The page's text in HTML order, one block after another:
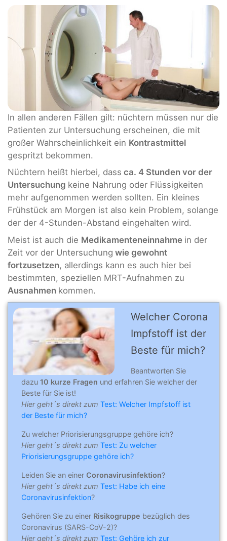
In allen anderen Fällen gilt: nüchtern müssen nur die
Patienten zur Untersuchung erscheinen, die mit
großer Wahrscheinlichkeit ein Kontrastmittel
gespritzt bekommen.
Nüchtern heißt hierbei, dass ca. 4 Stunden vor der
Untersuchung keine Nahrung oder Flüssigkeiten
mehr aufgenommen werden sollten. Ein kleines
Frühstück am Morgen ist also kein Problem, solange
der der 4-Stunden-Abstand eingehalten wird.
Meist ist auch die Medikamenteneinnahme in der
Zeit vor der Untersuchung wie gewohnt
fortzusetzen, allerdings kann es auch hier bei
bestimmten, speziellen MRT-Aufnahmen zu
Ausnahmen kommen.
Welcher Corona
Impfstoff ist der
Beste für mich?
Beantworten Sie
dazu 10 kurze Fragen und erfahren Sie welcher der
Beste für Sie ist!
Hier geht´s direkt zum Test: Welcher Impfstoff ist
der Beste für mich?
Zu welcher Priorisierungsgruppe gehöre ich?
Hier geht´s direkt zum Test: Zu welcher
Priorisierungsgruppe gehöre ich?
Leiden Sie an einer Coronavirusinfektion?
Hier geht´s direkt zum Test: Habe ich eine
Coronavirusinfektion?
Gehören Sie zu einer Risikogruppe bezüglich des
Coronavirus (SARS-CoV-2)?
Hier geht´s direkt zum Test: Gehöre ich zur